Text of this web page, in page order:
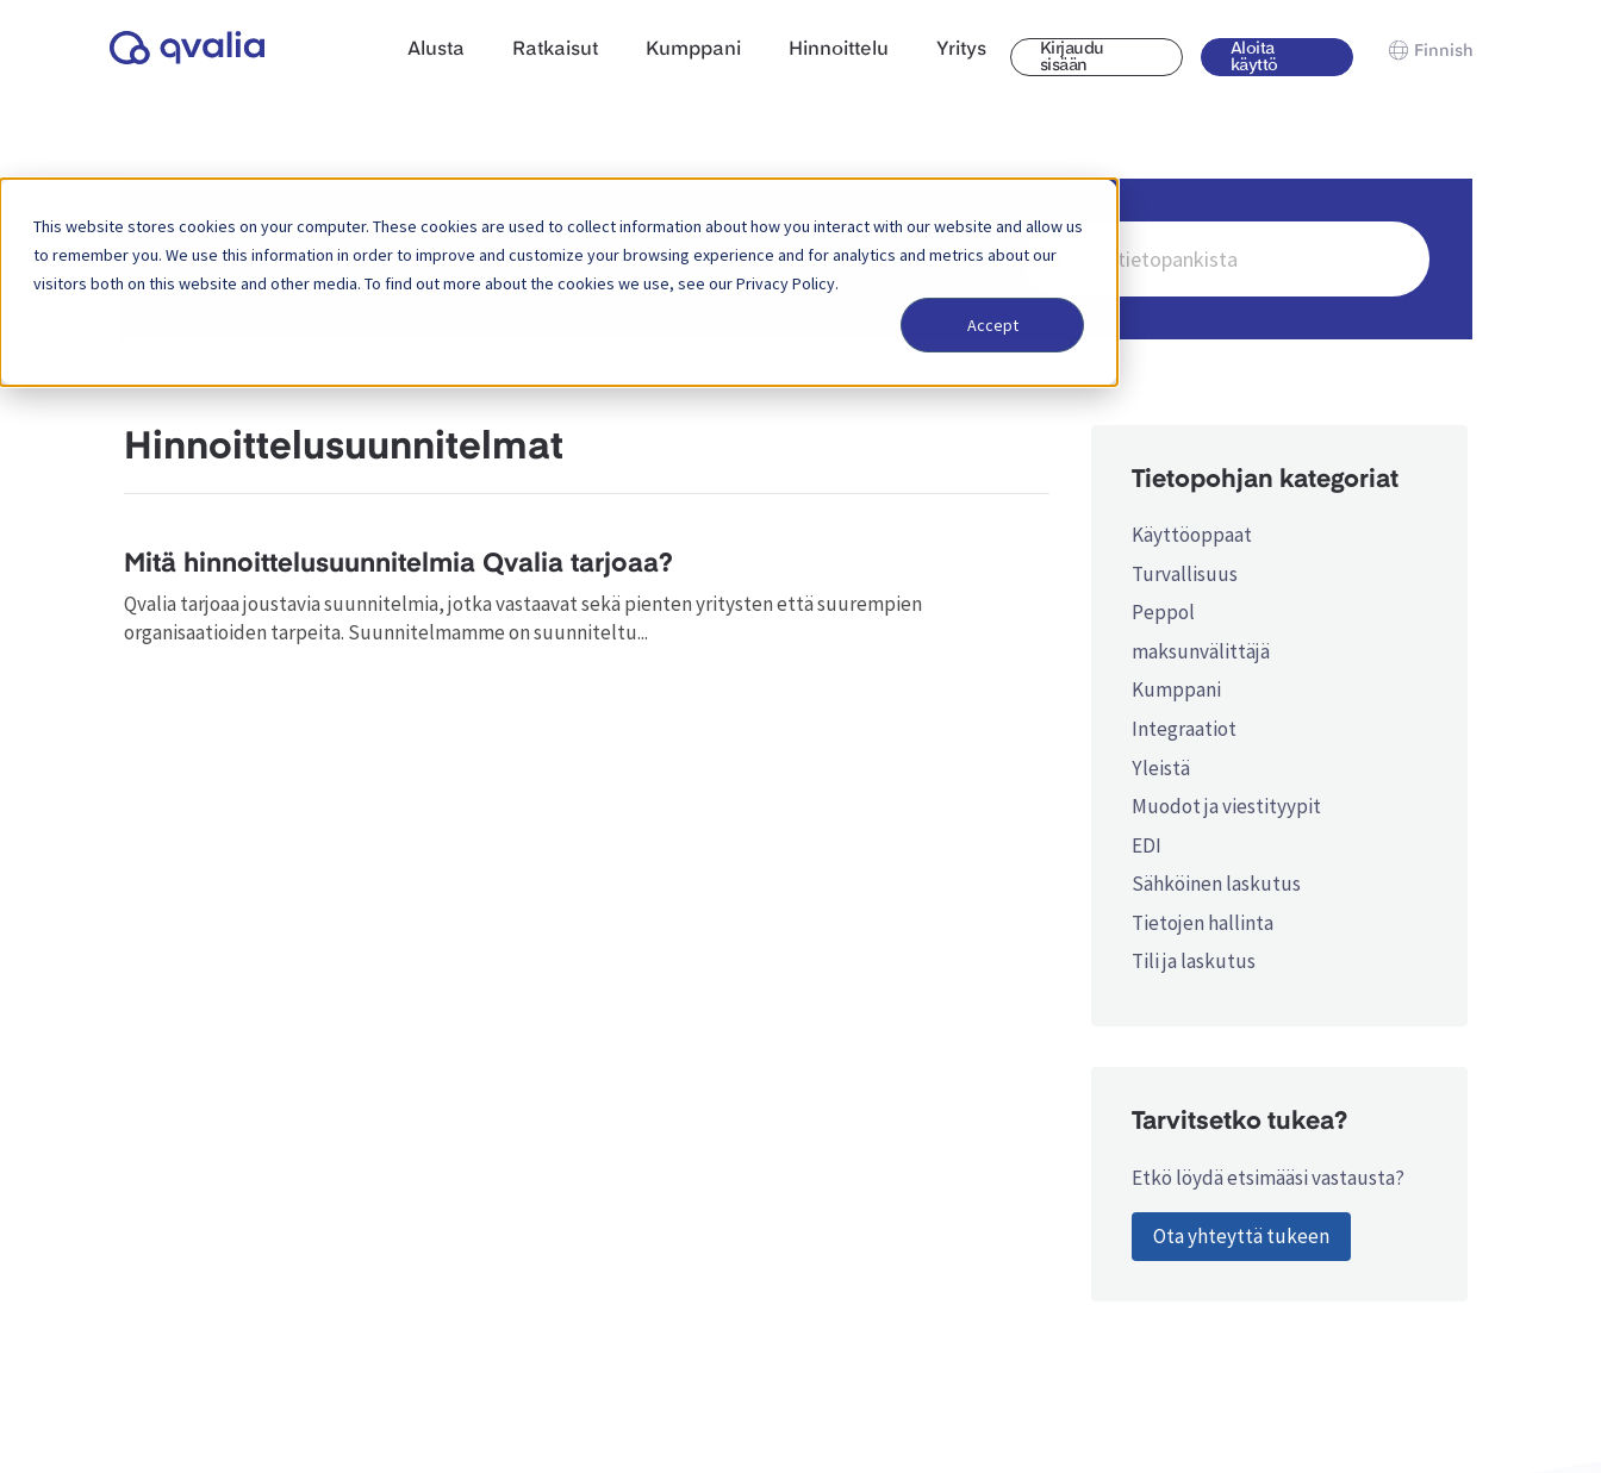
This website stores cookies on your computer. These cookies are used to collect information about how you interact with our website and allow us
to remember you. We use this information in order to improve and customize your browsing experience and for analytics and metrics about our
visitors both on this website and other media. To find out more about the cookies we use, see our Privacy Policy.
Accept
Alusta Ratkaisut Kumppani Hinnoittelu Yritys
Kirjaudu
sisään
Aloita
käyttö
Finnish
Hae
Etusivu Tietopankki
Hinnoittelusuunnitelmat
Mitä hinnoittelusuunnitelmia Qvalia tarjoaa?
Qvalia tarjoaa joustavia suunnitelmia, jotka vastaavat sekä pienten yritysten että suurempien
organisaatioiden tarpeita. Suunnitelmamme on suunniteltu...
Tietopohjan kategoriat
Käyttöoppaat
Turvallisuus
Peppol
maksunvälittäjä
Kumppani
Integraatiot
Yleistä
Muodot ja viestityypit
EDI
Sähköinen laskutus
Tietojen hallinta
Tili ja laskutus
Tarvitsetko tukea?
Etkö löydä etsimääsi vastausta?
Ota yhteyttä tukeen